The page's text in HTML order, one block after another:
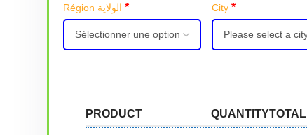
* City *
PRODUCT QUANTITYTOTAL